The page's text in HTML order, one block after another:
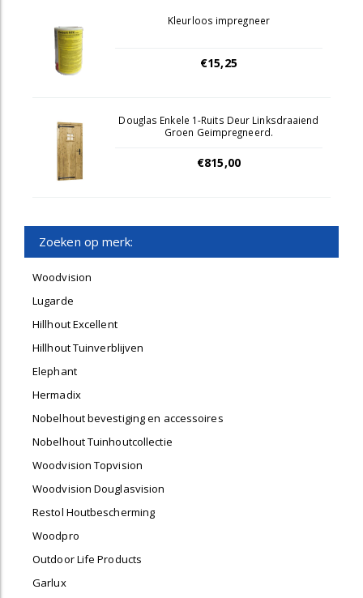
Kleurloos impregneer
€15,25
Douglas Enkele 1-Ruits Deur Linksdraaiend
Groen Geimpregneerd.
€815,00
Zoeken op merk:
Woodvision
Lugarde
Hillhout Excellent
Hillhout Tuinverblijven
Elephant
Hermadix
Nobelhout bevestiging en accessoires
Nobelhout Tuinhoutcollectie
Woodvision Topvision
Woodvision Douglasvision
Restol Houtbescherming
Woodpro
Outdoor Life Products
Garlux